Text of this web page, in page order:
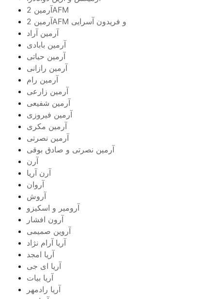
آرمین 2AFM
آرمین 2AFM و فریدون آسرایی
آرمین آراد
آرمین بابادی
آرمین حیاتی
آرمین رازانی
آرمین رام
آرمین زارعی
آرمین شفیعی
آرمین فیروزی
آرمین مکری
آرمین نصرتی
آرمین نصرتی و صادق بوقی
آرن
آرن آریا
آروان
آروش
آرومیر و اسکیزو
آرون افشار
آروین صمیمی
آریا آرام نژاد
آریا امجد
آریا ای جی
آریا بیات
آریا رادمهر